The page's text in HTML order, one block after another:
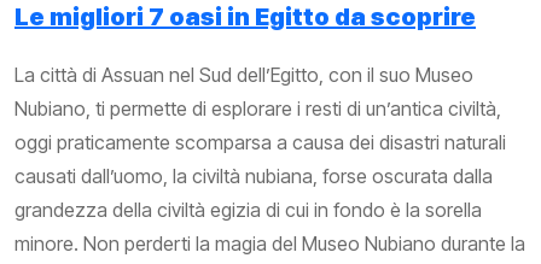
Le migliori 7 oasi in Egitto da scoprire
La città di Assuan nel Sud dell’Egitto, con il suo Museo
Nubiano, ti permette di esplorare i resti di un’antica civiltà,
oggi praticamente scomparsa a causa dei disastri naturali
causati dall’uomo, la civiltà nubiana, forse oscurata dalla
grandezza della civiltà egizia di cui in fondo è la sorella
minore. Non perderti la magia del Museo Nubiano durante la